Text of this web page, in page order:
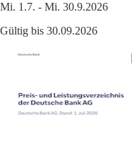
Mi. 1.7. - Mi. 30.9.2026
Gültig bis 30.09.2026